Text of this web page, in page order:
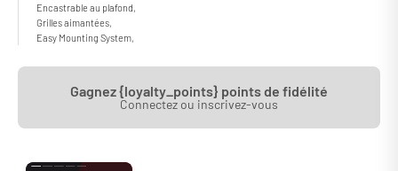
Encastrable au plafond,
Grilles aimantées,
Easy Mounting System,
Gagnez {loyalty_points} points de fidélité
Connectez ou inscrivez-vous